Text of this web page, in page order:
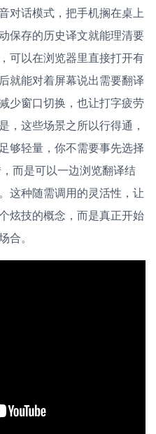
对话模式，把手机搁在桌上
保存的历史译文就能理清要
可以在浏览器里直接打开有
就能对着屏幕说出需要翻译
少窗口切换，也让打字疲劳
，这些场景之所以行得通，
够轻量，你不需要事先选择
，而是可以一边浏览翻译结
这种随需调用的灵活性，让
炫技的概念，而是真正开始
合。